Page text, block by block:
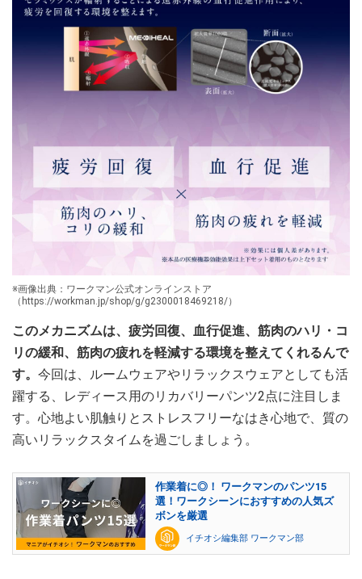
※画像出典：ワークマン公式オンラインストア
（https://workman.jp/shop/g/g2300018469218/）
このメカニズムは、疲労回復、血行促進、筋肉のハリ・コ
リの緩和、筋肉の疲れを軽減する環境を整えてくれるんで
す。 今回は、ルームウェアやリラックスウェアとしても活
躍する、レディース用のリカバリーパンツ2点に注目しま
す。心地よい肌触りとストレスフリーなはき心地で、質の
高いリラックスタイムを過ごしましょう。
作業着に◎！ ワークマンのパンツ15
選！ワークシーンにおすすめの人気ズ
ボンを厳選
イチオシ編集部 ワークマン部